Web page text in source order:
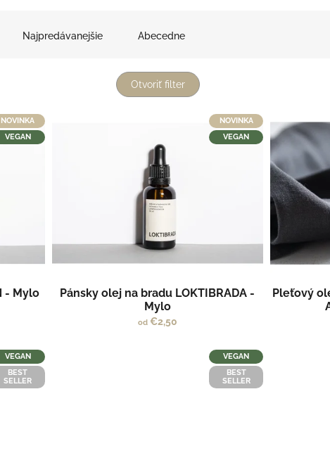
Najpredávanejšie Abecedne
Otvoriť filter
NOVINKA
VEGAN
- Mylo
NOVINKA
VEGAN
Pánsky olej na bradu LOKTIBRADA -
Mylo
od€2,50
Pleťový
VEGAN
BEST
SELLER
VEGAN
BEST
SELLER